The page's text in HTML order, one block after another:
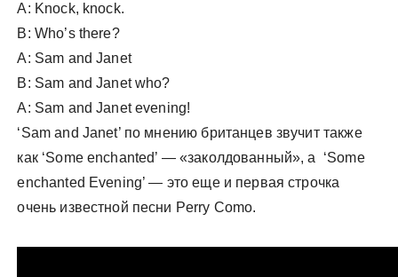
A: Knock, knock.
B: Who’s there?
A: Sam and Janet
B: Sam and Janet who?
A: Sam and Janet evening!
‘Sam and Janet’ по мнению британцев звучит также
как ‘Some enchanted’ — «заколдованный», а ‘Some
enchanted Evening’ — это еще и первая строчка
очень известной песни Perry Como.